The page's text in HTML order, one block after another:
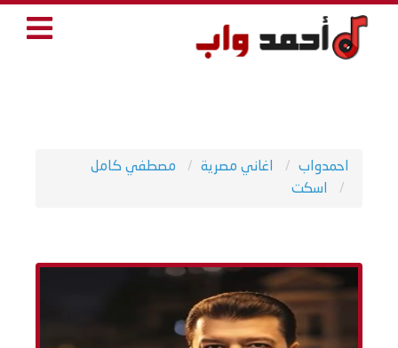
احمدواب اغاني مصرية
مصطفي كامل
اسكت